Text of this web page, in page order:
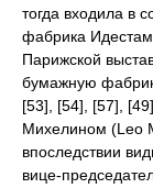
тогда входила в
фабрика
Парижской
бумажную
[53], [54], [57],
Михелином (Leo
впоследствии
вице-